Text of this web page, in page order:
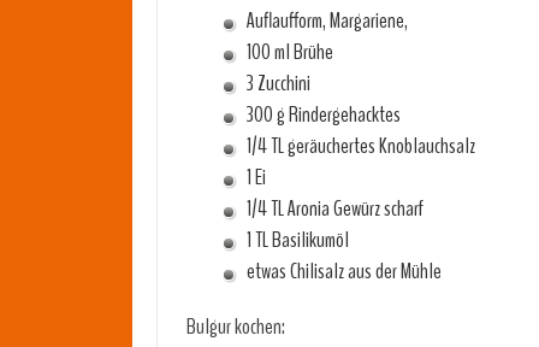
Auflaufform, Margariene,
100 ml Brühe
3 Zucchini
300 g Rindergehacktes
1/4 TL geräuchertes Knoblauchsalz
1 Ei
1/4 TL Aronia Gewürz scharf
1 TL Basilikumöl
etwas Chilisalz aus der Mühle
Bulgur kochen: